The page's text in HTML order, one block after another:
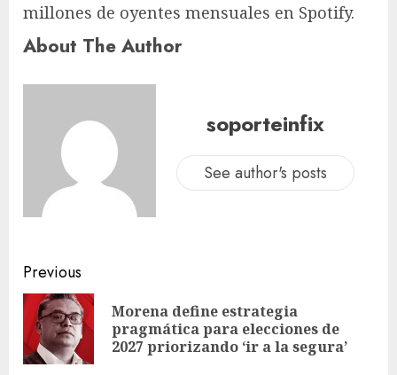
millones de oyentes mensuales en Spotify.
About The Author
soporteinfix
See author's posts
Previous
Morena define estrategia
pragmática para elecciones de
2027 priorizando ‘ir a la segura’